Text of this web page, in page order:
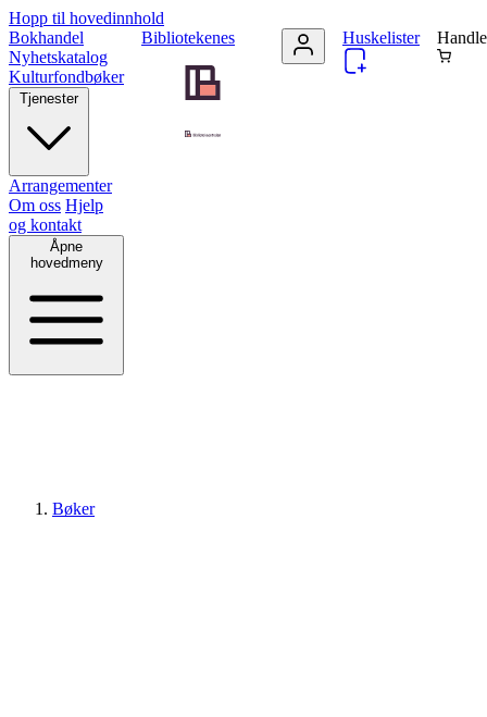
Hopp til hovedinnhold
Bibliotekenes
Bokhandel
Nyhetskatalog
Kulturfondbøker
Tjenester
Arrangementer
Om oss Hjelp
og kontakt
Åpne
hovedmeny
Huskelister
Bøker